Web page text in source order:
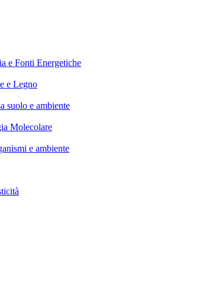
Fonti Energetiche
e Legno
e ambiente
Molecolare
e ambiente